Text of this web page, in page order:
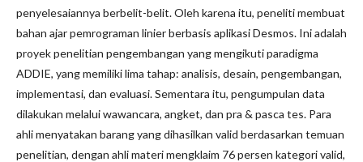
penyelesaiannya berbelit-belit. Oleh karena itu, peneliti membuat
bahan ajar pemrograman linier berbasis aplikasi Desmos. Ini adalah
proyek penelitian pengembangan yang mengikuti paradigma
ADDIE, yang memiliki lima tahap: analisis, desain, pengembangan,
implementasi, dan evaluasi. Sementara itu, pengumpulan data
dilakukan melalui wawancara, angket, dan pra & pasca tes. Para
ahli menyatakan barang yang dihasilkan valid berdasarkan temuan
penelitian, dengan ahli materi mengklaim 76 persen kategori valid,